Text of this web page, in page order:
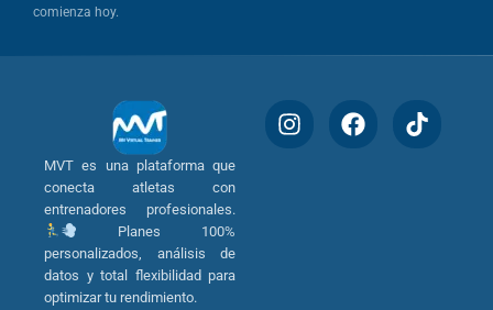
comienza hoy.
MVT es una plataforma que
conecta atletas con
entrenadores profesionales.
Planes 100%
personalizados, análisis de
datos y total flexibilidad para
optimizar tu rendimiento.